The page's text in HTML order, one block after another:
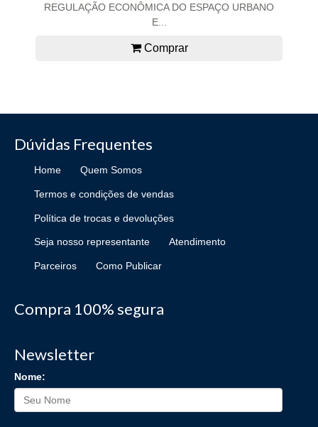
REGULAÇÃO ECONÔMICA DO ESPAÇO URBANO
E...
Comprar
Dúvidas Frequentes
Home Quem Somos
Termos e condições de vendas
Política de trocas e devoluções
Seja nosso representante Atendimento
Parceiros Como Publicar
Compra 100% segura
Newsletter
Nome: